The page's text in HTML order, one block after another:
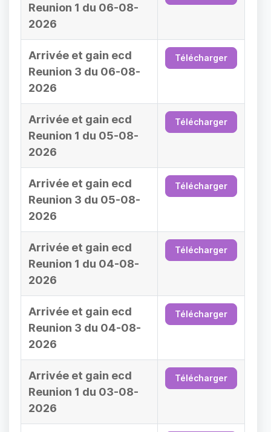
Reunion 1 du 06-08-
2026
Arrivée et gain ecd
Reunion 3 du 06-08-
2026
Télécharger
Arrivée et gain ecd
Reunion 1 du 05-08-
2026
Télécharger
Arrivée et gain ecd
Reunion 3 du 05-08-
2026
Télécharger
Arrivée et gain ecd
Reunion 1 du 04-08-
2026
Télécharger
Arrivée et gain ecd
Reunion 3 du 04-08-
2026
Télécharger
Arrivée et gain ecd
Reunion 1 du 03-08-
2026
Télécharger